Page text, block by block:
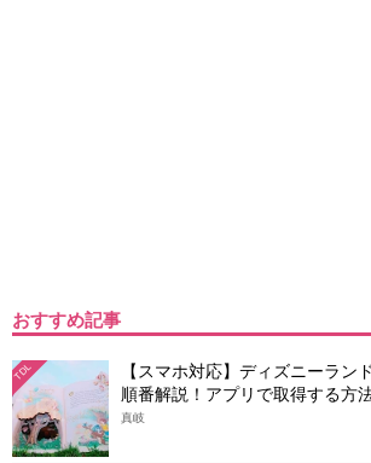
おすすめ記事
TDL
【スマホ対応】ディズニーラン
順番解説！アプリで取得する方
真岐